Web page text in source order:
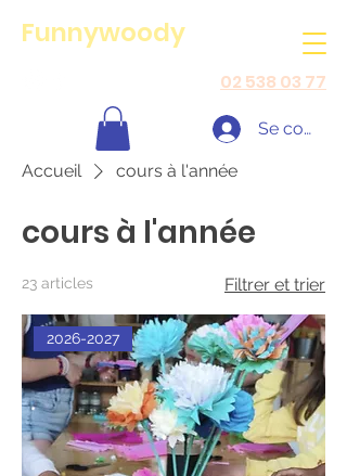
Funnywoody
02 538 03 77
Se
Accueil cours à l'année
cours à l'année
23 articles Filtrer et trier
2026-2027